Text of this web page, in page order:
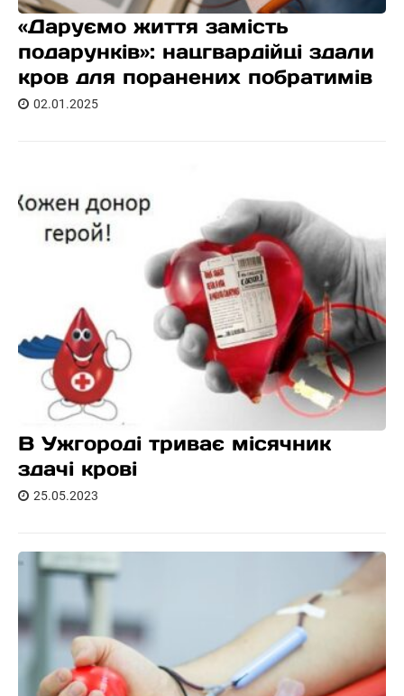
«Даруємо життя замість
подарунків»: нацгвардійці здали
кров для поранених побратимів
02.01.2025
В Ужгороді триває місячник
здачі крові
25.05.2023